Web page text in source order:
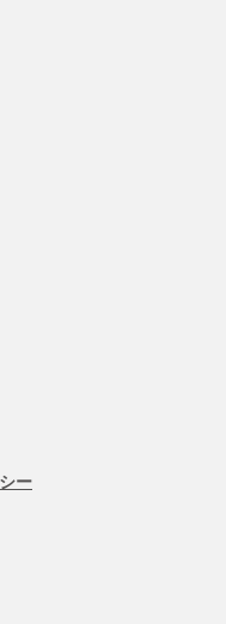
ー